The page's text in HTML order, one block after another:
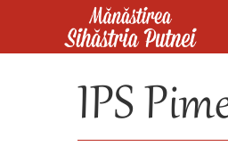
Mergi la conţinutul principal
IPS